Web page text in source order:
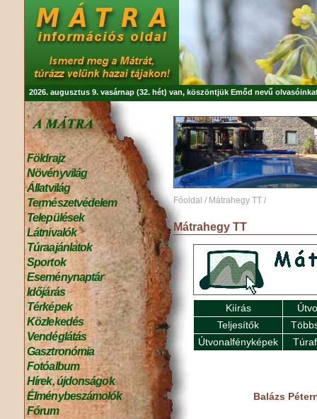
2026. augusztus 9. vasárnap (32. hét) van, köszöntjük Emőd nevű
Földrajz
Növényvilág
Állatvilág
Természetvédelem
Települések
Látnivalók
Túraajánlatok
Sportok
Eseménynaptár
Időjárás
Térképek
Közlekedés
Vendéglátás
Gasztronómia
Fotóalbum
Hírek, újdonságok
Élménybeszámolók
Fórum
Főoldal / Mátrahegy TT /
Mátrahegy TT
Kiírás
Teljesítők
Útvonalfényképek
Balázs